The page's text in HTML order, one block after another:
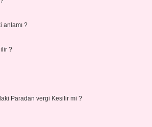
anlamı ?
?
Paradan vergi Kesilir mi ?